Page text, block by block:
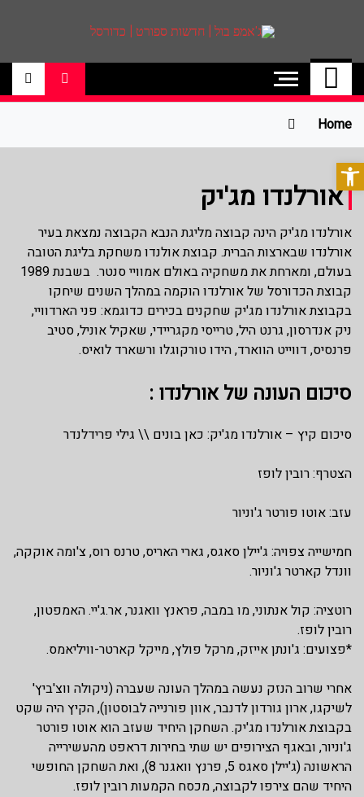
ג'אמפ בול | חדשות
ספורט | כדורסל
אתר גאמפ בול ישראל אתר חדשות ספורט
כדורסל האתר מסקר את ליגות הכדורסל
הטובות בעולם ליגת הנבא, ליגת העל
בכדורסל , יורוליג, ועוד. לפרטים היכנסו לאתר
Home
אורלנדו מג'יק
אורלנדו מג'יק הינה קבוצה מליגת הנבא הקבוצה נמצאת בעיר
אורלנדו שבארצות הברית. קבוצת אולנדו משחקת בליגת הטובה
בעולם, ומארחת את משחקיה באולם אמוויי סנטר. בשבנת 1989
קבוצת הכדורסל של אורלנדו הוקמה במהלך השנים שיחקו
בקבוצת אורלנדו מג'יק שחקנים בכירים כדוגמא: פני הארדוויי,
ניק אנדרסון, גרנט היל, טרייסי מקגריידי, שאקיל אוניל, סטיב
פרנסיס, דווייט הווארד, הידו טורקוגלו ורשארד לואיס.
סיכום העונה של אורלנדו :
סיכום קיץ – אורלנדו מג'יק: כאן בונים \\ גילי פרידלנדר
הצטרף: רובין לופז
עזב: אוטו פורטר ג'וניור
חמישייה צפויה: ג'יילן סאגס, גארי האריס, טרנס רוס, צ'ומה אוקקה,
וונדל קארטר ג'וניור.
רוטציה: קול אנתוני, מו במבה, פראנץ וואגנר, אר.ג'יי. האמפטון,
רובין לופז.
*פצועים: ג'ונתן אייזק, מרקל פולץ, מייקל קארטר-וויליאמס.
אחרי שרוב הנזק נעשה במהלך העונה שעברה (ניקולה ווצ'ביץ'
לשיקגו, ארון גורדון לדנבר, אוון פורנייה לבוסטון), הקיץ היה שקט
בקבוצת אורלנדו מג'יק. השחקן היחיד שעזב הוא אוטו פורטר
ג'וניור, ובאגף הצירופים יש שתי בחירות דראפט מהעשירייה
הראשונה (ג'יילן סאגס 5, פרנץ וואגנר 8), ואת השחקן החופשי
היחיד שהם צירפו לקבוצה, מכסח הקמעות רובין לופז.
פתח סרגל נגישות